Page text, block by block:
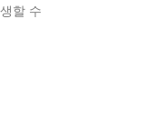
할 수